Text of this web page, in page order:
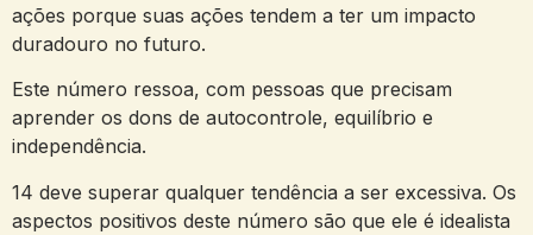
ações porque suas ações tendem a ter um impacto
duradouro no futuro.
Este número ressoa, com pessoas que precisam
aprender os dons de autocontrole, equilíbrio e
independência.
14 deve superar qualquer tendência a ser excessiva. Os
aspectos positivos deste número são que ele é idealista